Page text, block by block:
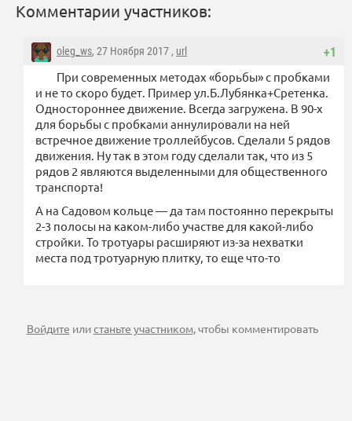
Комментарии участников:
+1
oleg_ws, 27 Ноября 2017 , url
При современных методах «борьбы» с пробками
и не то скоро будет. Пример ул.Б.Лубянка+Сретенка.
Одностороннее движение. Всегда загружена. В 90-х
для борьбы с пробками аннулировали на ней
встречное движение троллейбусов. Сделали 5 рядов
движения. Ну так в этом году сделали так, что из 5
рядов 2 являются выделенными для общественного
транспорта!
А на Садовом кольце — да там постоянно перекрыты
2-3 полосы на каком-либо участве для какой-либо
стройки. То тротуары расширяют из-за нехватки
места под тротуарную плитку, то еще что-то
Войдите илистаньте участником, чтобы комментировать